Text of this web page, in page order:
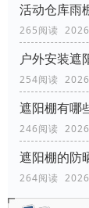
活动仓库雨
265阅读
户外安装遮
254阅读
遮阳棚有哪
246阅读
遮阳棚的防
264阅读